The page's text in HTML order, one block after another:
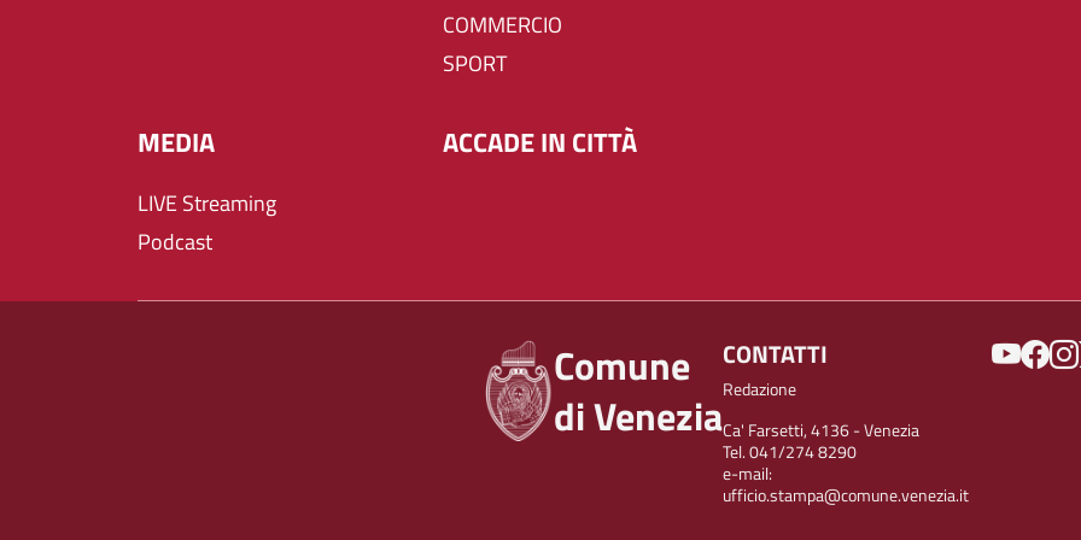
COMMERCIO
SPORT
MEDIA
LIVE Streaming
Podcast
ACCADE IN CITTÀ
Comune
di Venezia
CONTATTI
Redazione
Ca' Farsetti, 4136 - Venezia
Tel. 041/274 8290
e-mail:
ufficio.stampa@comune.venezia.it